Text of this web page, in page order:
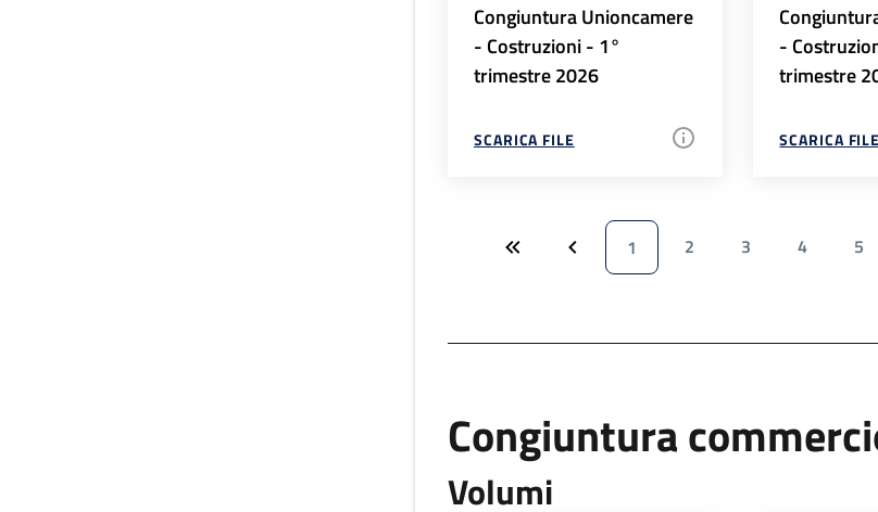
Congiuntura Unioncamere
- Costruzioni - 1°
trimestre 2026
SCARICA FILE
-
trimestre
SCARICA FILE
1 2 3 4 5
Congiuntura
Volumi